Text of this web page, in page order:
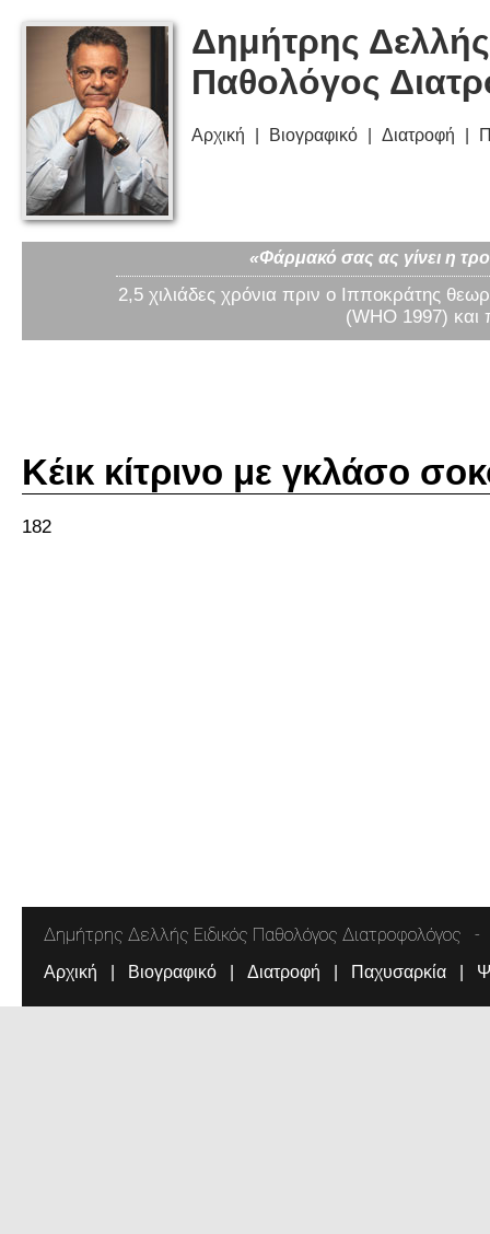
Δημήτρης
Παθολόγος
Αρχική Βιογραφικό Διατροφή
«Φάρμακό σας ας γίνει η
2,5 χιλιάδες χρόνια πριν ο Ιπποκράτης
(WHO 1997) και
Κέικ κίτρινο με γκλάσο
182
Δημήτρης Δελλής Ειδικός Παθολόγος Διατροφολόγος
Αρχική Βιογραφικό Διατροφή Παχυσαρκία